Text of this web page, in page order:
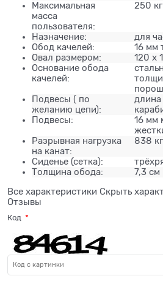
Максимальная
масса
пользователя:
250 кг
Назначение:
для
Обод качелей:
16 мм
Овал размером:
120 х
Основание обода
качелей:
Подвесы ( по
желанию цепи):
длина
Подвесы:
16 мм
Разрывная нагрузка
на канат:
838 кг
Сиденье (сетка):
Толщина обода:
7,3 см
Все характеристики Скрыть
Отзывы
Код